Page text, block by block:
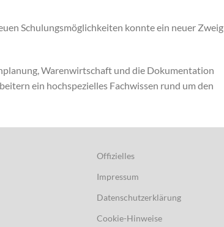
Schulungsmöglichkeiten konnte ein neuer Zweig
Warenwirtschaft und die Dokumentation
ein hochspezielles Fachwissen rund um den
Offizielles
Impressum
Datenschutzerklärung
Cookie-Hinweise